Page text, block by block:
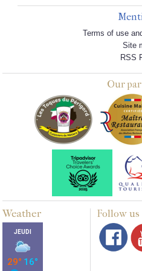
Terms of use
Site
RSS
Our
Weather Follow us